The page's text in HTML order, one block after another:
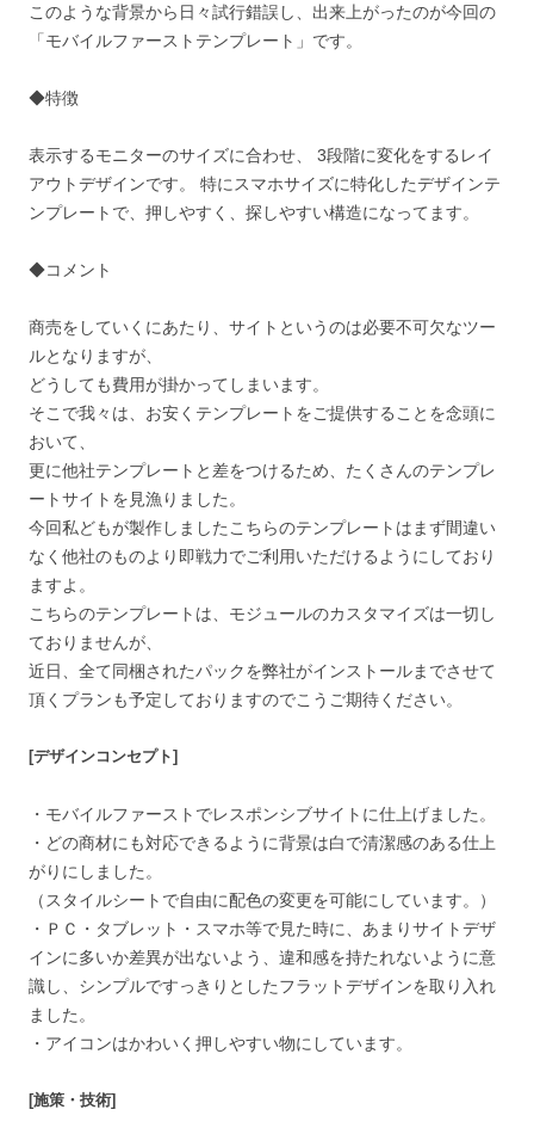
このような背景から日々試行錯誤し、出来上がったのが今回の
「モバイルファーストテンプレート」です。
◆特徴
表示するモニターのサイズに合わせ、 3段階に変化をするレイ
アウトデザインです。 特にスマホサイズに特化したデザインテ
ンプレートで、押しやすく、探しやすい構造になってます。
◆コメント
商売をしていくにあたり、サイトというのは必要不可欠なツー
ルとなりますが、
どうしても費用が掛かってしまいます。
そこで我々は、お安くテンプレートをご提供することを念頭に
おいて、
更に他社テンプレートと差をつけるため、たくさんのテンプレ
ートサイトを見漁りました。
今回私どもが製作しましたこちらのテンプレートはまず間違い
なく他社のものより即戦力でご利用いただけるようにしており
ますよ。
こちらのテンプレートは、モジュールのカスタマイズは一切し
ておりませんが、
近日、全て同梱されたパックを弊社がインストールまでさせて
頂くプランも予定しておりますのでこうご期待ください。
[デザインコンセプト]
・モバイルファーストでレスポンシブサイトに仕上げました。
・どの商材にも対応できるように背景は白で清潔感のある仕上
がりにしました。
（スタイルシートで自由に配色の変更を可能にしています。）
・ＰＣ・タブレット・スマホ等で見た時に、あまりサイトデザ
インに多いか差異が出ないよう、違和感を持たれないように意
識し、シンプルですっきりとしたフラットデザインを取り入れ
ました。
・アイコンはかわいく押しやすい物にしています。
[施策・技術]